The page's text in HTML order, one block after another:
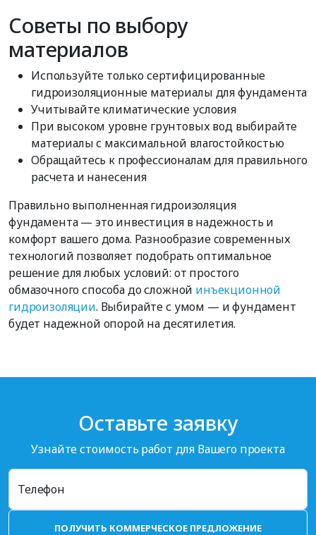
Советы по выбору
материалов
Используйте только сертифицированные
гидроизоляционные материалы для фундамента
Учитывайте климатические условия
При высоком уровне грунтовых вод выбирайте
материалы с максимальной влагостойкостью
Обращайтесь к профессионалам для правильного
расчета и нанесения
Правильно выполненная гидроизоляция
фундамента — это инвестиция в надежность и
комфорт вашего дома. Разнообразие современных
технологий позволяет подобрать оптимальное
решение для любых условий: от простого
обмазочного способа до сложной инъекционной
гидроизоляции. Выбирайте с умом — и фундамент
будет надежной опорой на десятилетия.
Оставьте заявку
Узнайте стоимость работ для Вашего проекта
Телефон
ПОЛУЧИТЬ КОММЕРЧЕСКОЕ ПРЕДЛОЖЕНИЕ